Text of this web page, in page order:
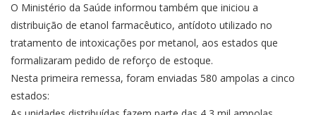
O Ministério da Saúde informou também que iniciou a
distribuição de etanol farmacêutico, antídoto utilizado no
tratamento de intoxicações por metanol, aos estados que
formalizaram pedido de reforço de estoque.
Nesta primeira remessa, foram enviadas 580 ampolas a cinco
estados: